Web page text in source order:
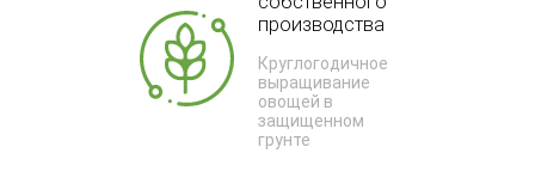
производства
Круглогодичное
выращивание
овощей в
защищенном
грунте